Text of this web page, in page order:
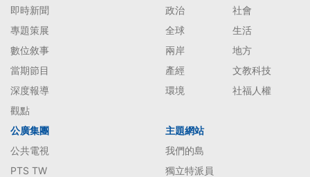
即時新聞
專題策展
數位敘事
當期節目
深度報導
觀點
政治
社會
全球
生活
兩岸
地方
產經
文教科技
環境
社福人權
公廣集團
公共電視
PTS TW
主題網站
我們的島
獨立特派員